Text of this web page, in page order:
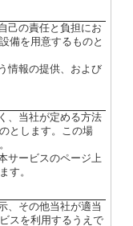
己の責任と負担にお
備を用意するものと
情報の提供、および
、当社が定める方法
とします。この場
サービスのページ上
す。
、その他当社が適当
スを利用するうえで